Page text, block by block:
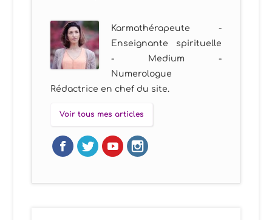
Karmathérapeute -
Enseignante spirituelle
- Medium -
Numerologue
Rédactrice en chef du site.
Voir tous mes articles